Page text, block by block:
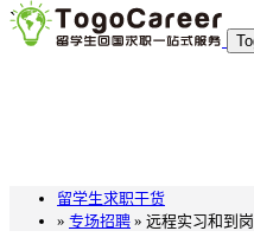
`
留学生求职干货
» 专场招聘 » 远程实习和到